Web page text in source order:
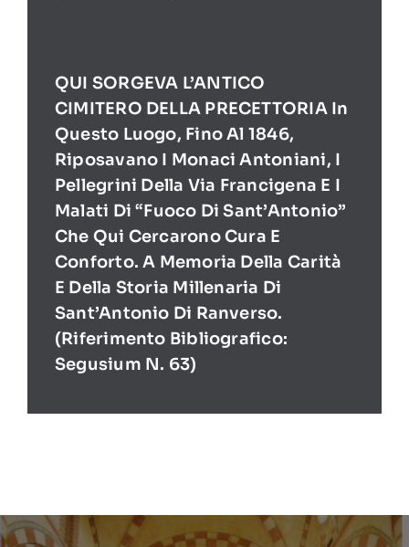
QUI SORGEVA L’ANTICO
CIMITERO DELLA PRECETTORIA In
Questo Luogo, Fino Al 1846,
Riposavano I Monaci Antoniani, I
Pellegrini Della Via Francigena E I
Malati Di “Fuoco Di Sant’Antonio”
Che Qui Cercarono Cura E
Conforto. A Memoria Della Carità
E Della Storia Millenaria Di
Sant’Antonio Di Ranverso.
(Riferimento Bibliografico:
Segusium N. 63)